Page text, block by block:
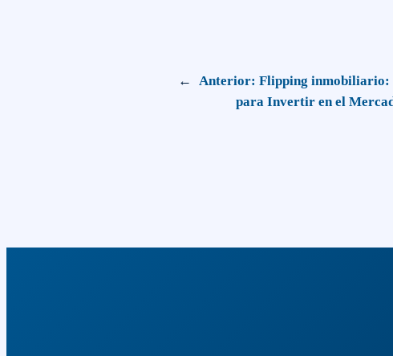
← Anterior:Flipping inmobiliario:
para Invertir en el